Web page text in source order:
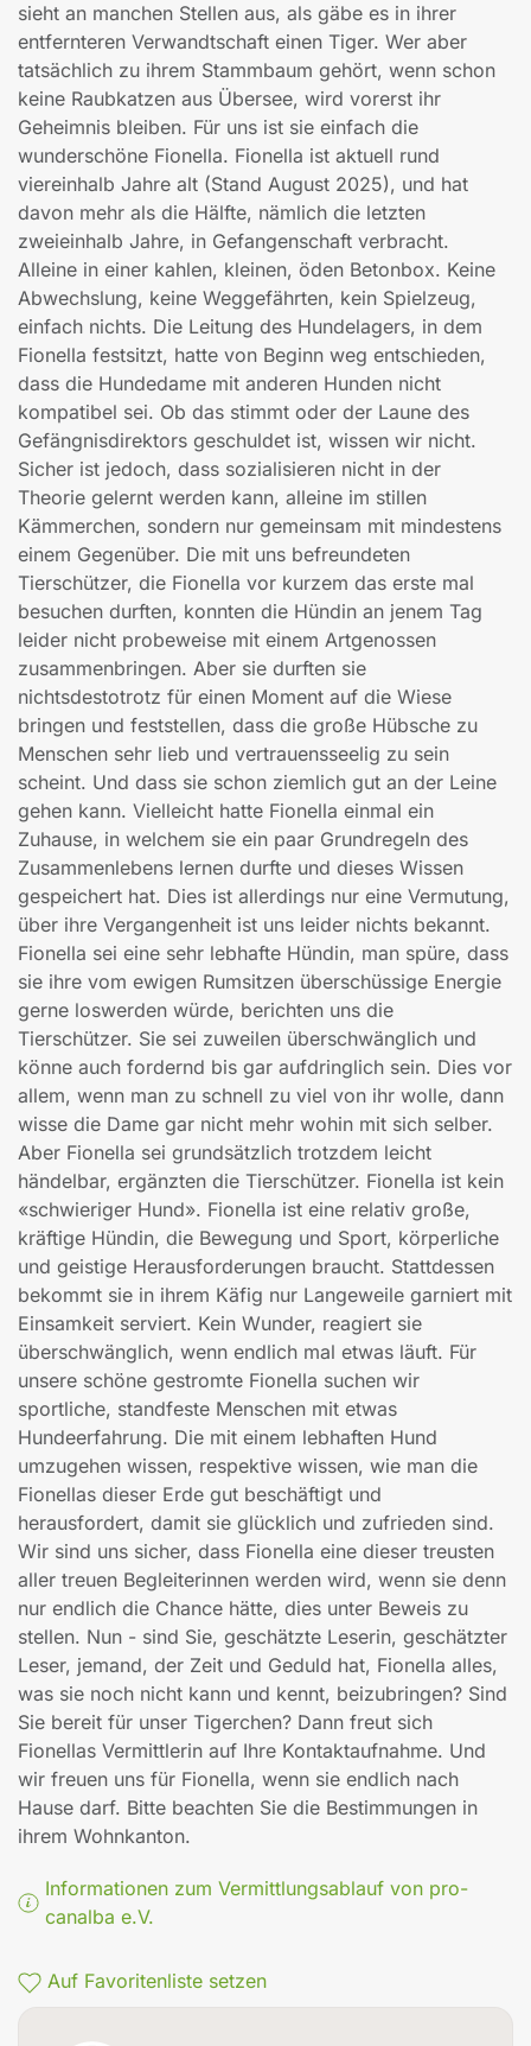
sieht an manchen Stellen aus, als gäbe es in ihrer
entfernteren Verwandtschaft einen Tiger. Wer aber
tatsächlich zu ihrem Stammbaum gehört, wenn schon
keine Raubkatzen aus Übersee, wird vorerst ihr
Geheimnis bleiben. Für uns ist sie einfach die
wunderschöne Fionella. Fionella ist aktuell rund
viereinhalb Jahre alt (Stand August 2025), und hat
davon mehr als die Hälfte, nämlich die letzten
zweieinhalb Jahre, in Gefangenschaft verbracht.
Alleine in einer kahlen, kleinen, öden Betonbox. Keine
Abwechslung, keine Weggefährten, kein Spielzeug,
einfach nichts. Die Leitung des Hundelagers, in dem
Fionella festsitzt, hatte von Beginn weg entschieden,
dass die Hundedame mit anderen Hunden nicht
kompatibel sei. Ob das stimmt oder der Laune des
Gefängnisdirektors geschuldet ist, wissen wir nicht.
Sicher ist jedoch, dass sozialisieren nicht in der
Theorie gelernt werden kann, alleine im stillen
Kämmerchen, sondern nur gemeinsam mit mindestens
einem Gegenüber. Die mit uns befreundeten
Tierschützer, die Fionella vor kurzem das erste mal
besuchen durften, konnten die Hündin an jenem Tag
leider nicht probeweise mit einem Artgenossen
zusammenbringen. Aber sie durften sie
nichtsdestotrotz für einen Moment auf die Wiese
bringen und feststellen, dass die große Hübsche zu
Menschen sehr lieb und vertrauensseelig zu sein
scheint. Und dass sie schon ziemlich gut an der Leine
gehen kann. Vielleicht hatte Fionella einmal ein
Zuhause, in welchem sie ein paar Grundregeln des
Zusammenlebens lernen durfte und dieses Wissen
gespeichert hat. Dies ist allerdings nur eine Vermutung,
über ihre Vergangenheit ist uns leider nichts bekannt.
Fionella sei eine sehr lebhafte Hündin, man spüre, dass
sie ihre vom ewigen Rumsitzen überschüssige Energie
gerne loswerden würde, berichten uns die
Tierschützer. Sie sei zuweilen überschwänglich und
könne auch fordernd bis gar aufdringlich sein. Dies vor
allem, wenn man zu schnell zu viel von ihr wolle, dann
wisse die Dame gar nicht mehr wohin mit sich selber.
Aber Fionella sei grundsätzlich trotzdem leicht
händelbar, ergänzten die Tierschützer. Fionella ist kein
«schwieriger Hund». Fionella ist eine relativ große,
kräftige Hündin, die Bewegung und Sport, körperliche
und geistige Herausforderungen braucht. Stattdessen
bekommt sie in ihrem Käfig nur Langeweile garniert mit
Einsamkeit serviert. Kein Wunder, reagiert sie
überschwänglich, wenn endlich mal etwas läuft. Für
unsere schöne gestromte Fionella suchen wir
sportliche, standfeste Menschen mit etwas
Hundeerfahrung. Die mit einem lebhaften Hund
umzugehen wissen, respektive wissen, wie man die
Fionellas dieser Erde gut beschäftigt und
herausfordert, damit sie glücklich und zufrieden sind.
Wir sind uns sicher, dass Fionella eine dieser treusten
aller treuen Begleiterinnen werden wird, wenn sie denn
nur endlich die Chance hätte, dies unter Beweis zu
stellen. Nun - sind Sie, geschätzte Leserin, geschätzter
Leser, jemand, der Zeit und Geduld hat, Fionella alles,
was sie noch nicht kann und kennt, beizubringen? Sind
Sie bereit für unser Tigerchen? Dann freut sich
Fionellas Vermittlerin auf Ihre Kontaktaufnahme. Und
wir freuen uns für Fionella, wenn sie endlich nach
Hause darf. Bitte beachten Sie die Bestimmungen in
ihrem Wohnkanton.
Informationen zum Vermittlungsablauf von pro-
canalba e.V.
Auf Favoritenliste setzen